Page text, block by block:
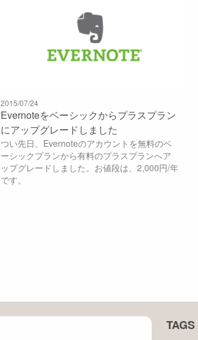
2015/07/24
Evernoteをベーシックからプラスプラン
にアップグレードしました
つい先日、Evernoteのアカウントを無料のベ
ーシックプランから有料のプラスプランへア
ップグレードしました。お値段は、2,000円/年
です。
TAGS